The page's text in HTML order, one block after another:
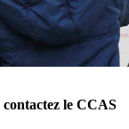
contactez le CCAS